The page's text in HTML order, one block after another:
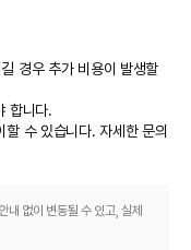
항 셔틀을 이용하실 수 있
경우 추가 비용이 발생할
합니다.
수 있습니다. 자세한 문의
내 없이 변동될 수 있고, 실제